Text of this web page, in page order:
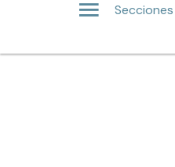
Secciones